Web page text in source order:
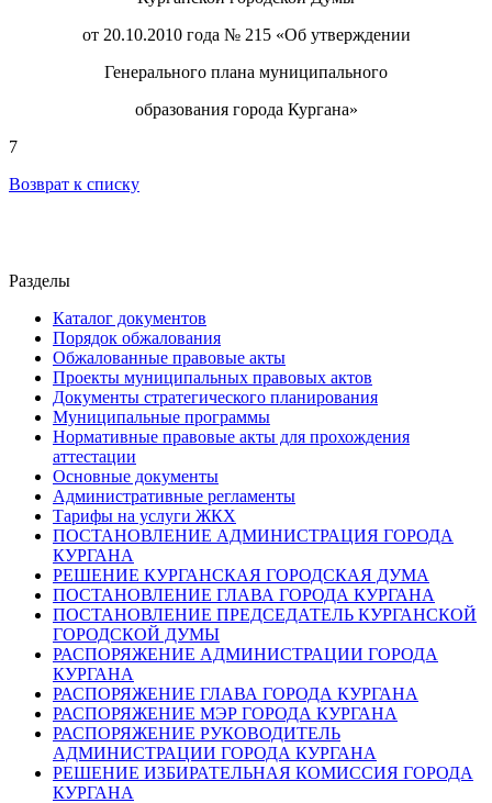
от 20.10.2010 года № 215 «Об утверждении
Генерального плана муниципального
образования города Кургана»
7
Возврат к списку
Разделы
Каталог документов
Порядок обжалования
Обжалованные правовые акты
Проекты муниципальных правовых актов
Документы стратегического планирования
Муниципальные программы
Нормативные правовые акты для прохождения
аттестации
Основные документы
Административные регламенты
Тарифы на услуги ЖКХ
ПОСТАНОВЛЕНИЕ АДМИНИСТРАЦИЯ ГОРОДА
КУРГАНА
РЕШЕНИЕ КУРГАНСКАЯ ГОРОДСКАЯ ДУМА
ПОСТАНОВЛЕНИЕ ГЛАВА ГОРОДА КУРГАНА
ПОСТАНОВЛЕНИЕ ПРЕДСЕДАТЕЛЬ КУРГАНСКОЙ
ГОРОДСКОЙ ДУМЫ
РАСПОРЯЖЕНИЕ АДМИНИСТРАЦИИ ГОРОДА
КУРГАНА
РАСПОРЯЖЕНИЕ ГЛАВА ГОРОДА КУРГАНА
РАСПОРЯЖЕНИЕ МЭР ГОРОДА КУРГАНА
РАСПОРЯЖЕНИЕ РУКОВОДИТЕЛЬ
АДМИНИСТРАЦИИ ГОРОДА КУРГАНА
РЕШЕНИЕ ИЗБИРАТЕЛЬНАЯ КОМИССИЯ ГОРОДА
КУРГАНА